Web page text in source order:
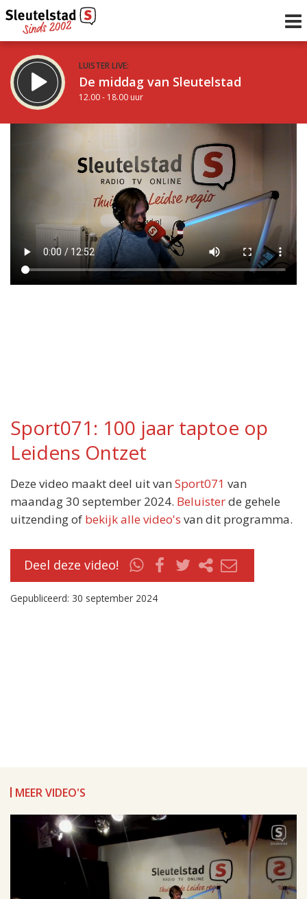
LUISTER LIVE:
De middag van Sleutelstad
12.00 - 18.00 uur
De avond van Sleutelstad
uur 1 van 0
Sport071: 100 jaar taptoe op
Leidens Ontzet
Deze video maakt deel uit van Sport071 van
maandag 30 september 2024. Beluisterde gehele
uitzending of bekijk alle video's van dit programma.
Deel deze video!
Gepubliceerd: 30 september 2024
MEER VIDEO'S